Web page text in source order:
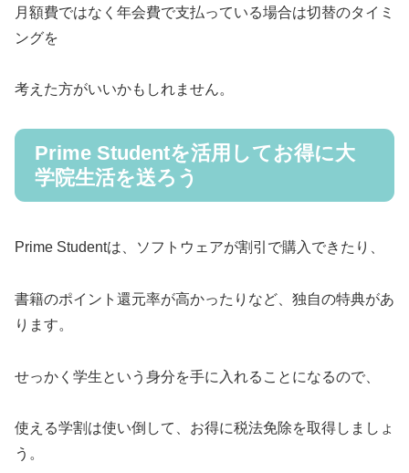
月額費ではなく年会費で支払っている場合は切替のタイミ
ングを
考えた方がいいかもしれません。
Prime Studentを活用してお得に大
学院生活を送ろう
Prime Studentは、ソフトウェアが割引で購入できたり、
書籍のポイント還元率が高かったりなど、独自の特典があ
ります。
せっかく学生という身分を手に入れることになるので、
使える学割は使い倒して、お得に税法免除を取得しましょ
う。